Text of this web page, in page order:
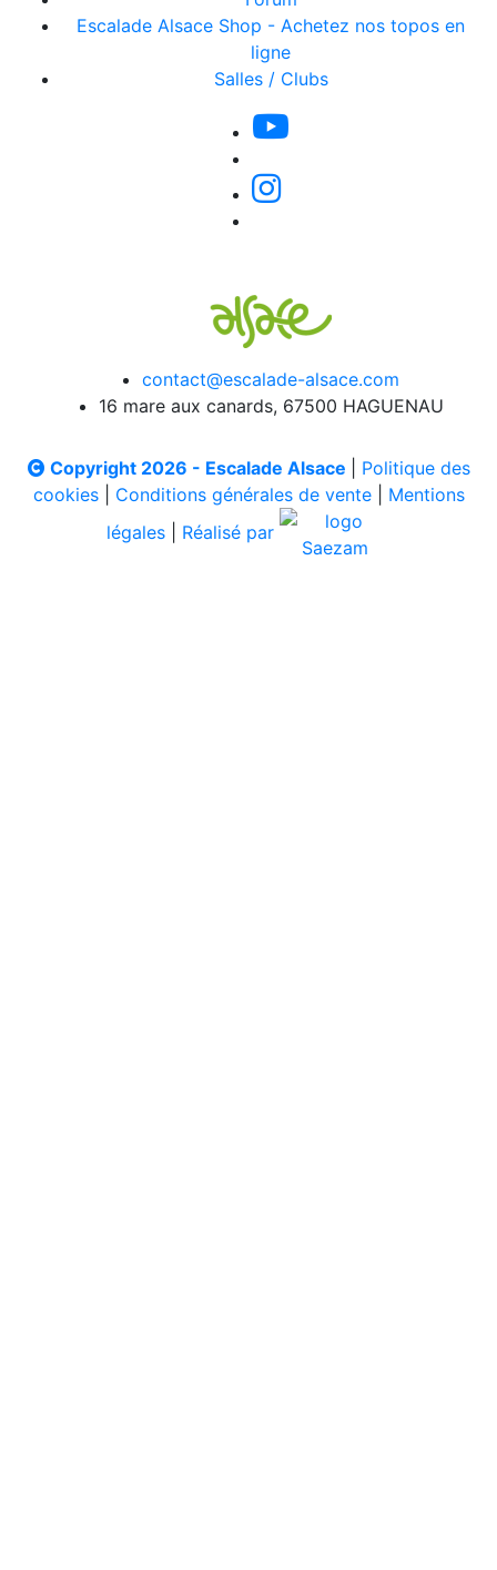
Escalade Alsace Shop - Achetez nos topos en
ligne
Salles / Clubs
contact@escalade-alsace.com
16 mare aux canards, 67500 HAGUENAU
Copyright 2026 - Escalade Alsace
Politique des
cookies| Conditions générales de vente| Mentions
légales
Réalisé par